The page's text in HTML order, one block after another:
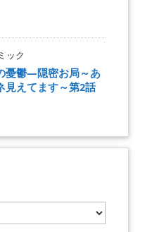
ック
憂鬱―隠密お局～あ
見えてます～第2話